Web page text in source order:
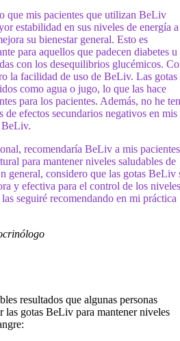
que mis pacientes que utilizan BeLiv
estabilidad en sus niveles de energía
su bienestar general. Esto es
para aquellos que padecen diabetes u
con los desequilibrios glucémicos.
la facilidad de uso de BeLiv. Las gotas
como agua o jugo, lo que las hace
para los pacientes. Además, no he
efectos secundarios negativos en mis
BeLiv.
recomendaría BeLiv a mis
para mantener niveles saludables de
general, considero que las gotas BeLiv
y efectiva para el control de los
seguiré recomendando en mi práctica
resultados que algunas personas
las gotas BeLiv para mantener niveles